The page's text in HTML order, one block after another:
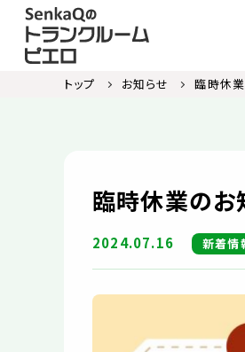
トップ お知らせ 臨時休
臨時休業のお
2024.07.16 新着情